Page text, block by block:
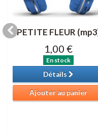
PETITE FLEUR
1,00 €
En stock
Détails
Ajouter au panier